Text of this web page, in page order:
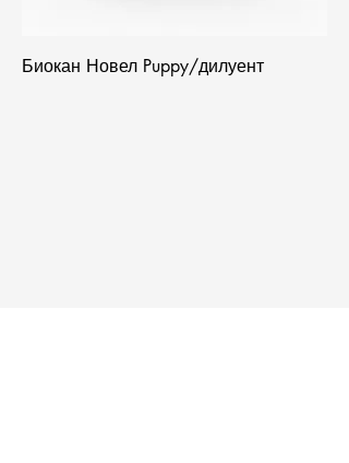
Биокан Новел Puppy/дилуент